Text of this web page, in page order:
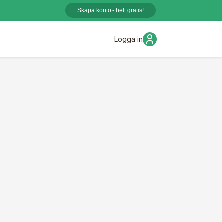
Skapa konto - helt gratis!
Logga in